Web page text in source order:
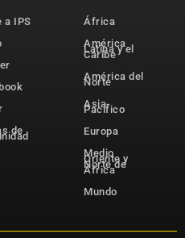
a IPS
de
África
América
Latina y el
Caribe
América del
Norte
Asia-
Pacífico
Europa
Medio
Oriente y
Norte de
África
Mundo